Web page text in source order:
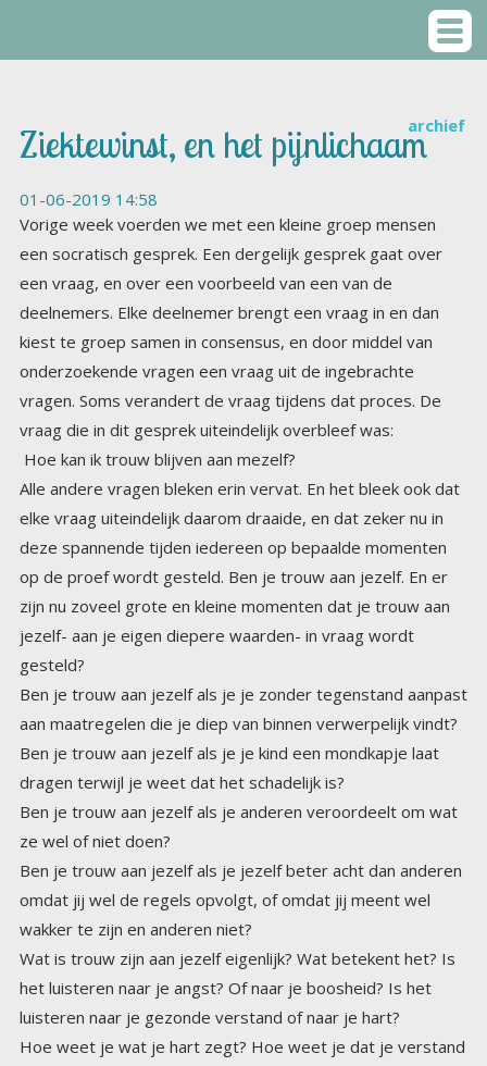
archief
Ziektewinst, en het pijnlichaam
01-06-2019 14:58
Vorige week voerden we met een kleine groep mensen
een socratisch gesprek. Een dergelijk gesprek gaat over
een vraag, en over een voorbeeld van een van de
deelnemers. Elke deelnemer brengt een vraag in en dan
kiest te groep samen in consensus, en door middel van
onderzoekende vragen een vraag uit de ingebrachte
vragen. Soms verandert de vraag tijdens dat proces. De
vraag die in dit gesprek uiteindelijk overbleef was:
Hoe kan ik trouw blijven aan mezelf?
Alle andere vragen bleken erin vervat. En het bleek ook dat
elke vraag uiteindelijk daarom draaide, en dat zeker nu in
deze spannende tijden iedereen op bepaalde momenten
op de proef wordt gesteld. Ben je trouw aan jezelf. En er
zijn nu zoveel grote en kleine momenten dat je trouw aan
jezelf- aan je eigen diepere waarden- in vraag wordt
gesteld?
Ben je trouw aan jezelf als je je zonder tegenstand aanpast
aan maatregelen die je diep van binnen verwerpelijk vindt?
Ben je trouw aan jezelf als je je kind een mondkapje laat
dragen terwijl je weet dat het schadelijk is?
Ben je trouw aan jezelf als je anderen veroordeelt om wat
ze wel of niet doen?
Ben je trouw aan jezelf als je jezelf beter acht dan anderen
omdat jij wel de regels opvolgt, of omdat jij meent wel
wakker te zijn en anderen niet?
Wat is trouw zijn aan jezelf eigenlijk? Wat betekent het? Is
het luisteren naar je angst? Of naar je boosheid? Is het
luisteren naar je gezonde verstand of naar je hart?
Hoe weet je wat je hart zegt? Hoe weet je dat je verstand
gezond denkt? Hoe weet je zeker dat het niet je angst is